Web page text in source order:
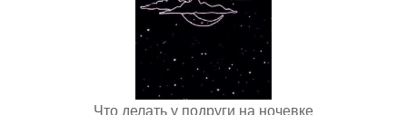
Что делать у подруги на ночевке